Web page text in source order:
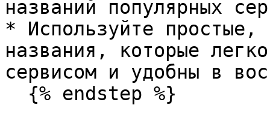
названий популярных
* Используйте простые,
названия, которые
сервисом и удобны в